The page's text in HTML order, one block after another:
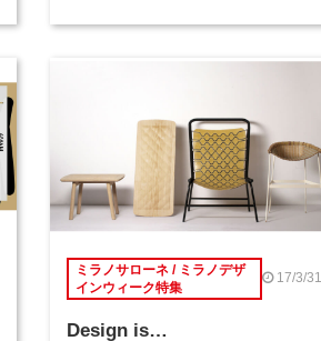
ミラノサローネ / ミラノデザ
インウィーク特集
17/3/31
Design is…